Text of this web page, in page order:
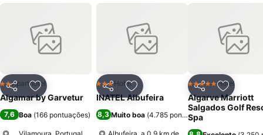
PartilharAdicionar aos favoritos
2 Estrelas
Aparthotel
Algamar by Garvetur
7,6 Boa (166 pontuações)
PartilharAdicionar aos favoritos
3 Estrelas
Hotel
INATEL Albufeira
8,3Muito boa (4.785 pontuações
Partilhar
5 EstrelasHotel
Algarve Marriott
Salgados Golf
Spa